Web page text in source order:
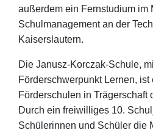
außerdem ein Fernstudium im
Schulmanagement an der
Kaiserslautern.
Die Janusz-Korczak-Schule,
Förderschwerpunkt Lernen, ist
Förderschulen in Trägerschaft
Durch ein freiwilliges 10.
Schülerinnen und Schüler die